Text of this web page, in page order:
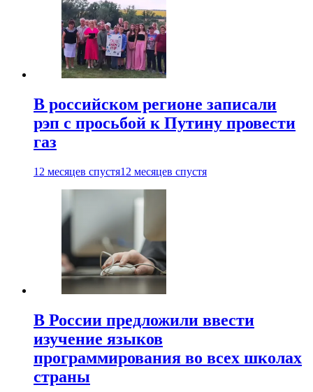
В российском регионе записали
рэп с просьбой к Путину провести
газ
12 месяцев спустя12 месяцев спустя
В России предложили ввести
изучение языков
программирования во всех школах
страны